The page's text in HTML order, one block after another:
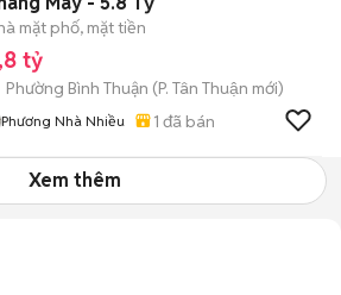
mặt phố, mặt tiền
tỷ
Phường Bình Thuận (P. Tân Thuận mới)
Phương Nhà Nhiều 1 đã bán
Xem thêm